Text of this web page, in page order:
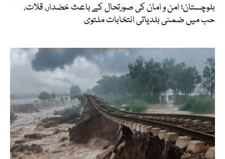
بلوچستان؛ امن و امان کی صورتحال کے باعث خضدار، قلات،
حب میں ضمنی بلدیاتی انتخابات ملتوی